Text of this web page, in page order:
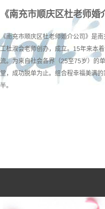
《南充市顺庆区杜老师
《南充市顺庆区杜老师婚介公司》是
工杜淑会老师创办，成立。15年来本
流。为来自社会各界（25至75岁）的
堂，成功脱单为止。组合程幸福美满
半。